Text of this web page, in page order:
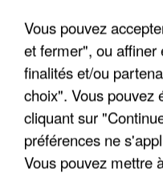
APRÈS TOUTES CES
DE FAUNE SAUVAGE
Vous pouvez
et fermer", ou affiner
finalités et/ou
choix". Vous pouvez
cliquant sur
préférences ne
Vous pouvez mettre